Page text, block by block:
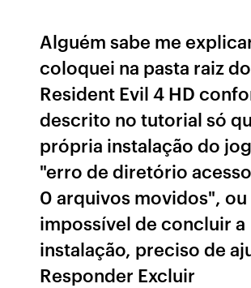
Alguém sabe me
coloquei na pasta raiz
Resident Evil 4 HD
descrito no tutorial só
própria instalação do
"erro de diretório
0 arquivos movidos", ou
impossível de concluir a
instalação, preciso de
Responder Excluir